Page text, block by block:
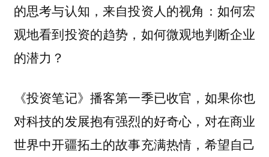
的思考与认知，来自投资人的视角：如何宏
观地看到投资的趋势，如何微观地判断企业
的潜力？
《投资笔记》播客第一季已收官，如果你也
对科技的发展抱有强烈的好奇心，对在商业
世界中开疆拓土的故事充满热情，希望自己